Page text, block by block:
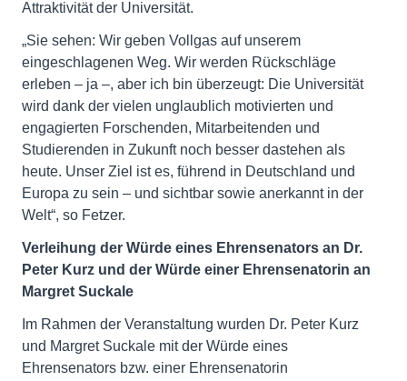
Attraktivität der Universität.
„Sie sehen: Wir geben Vollgas auf unserem
eingeschlagenen Weg. Wir werden Rückschläge
erleben – ja –, aber ich bin überzeugt: Die Universität
wird dank der vielen unglaublich motivierten und
engagierten Forschenden, Mitarbeitenden und
Studierenden in Zukunft noch besser dastehen als
heute. Unser Ziel ist es, führend in Deutschland und
Europa zu sein – und sichtbar sowie anerkannt in der
Welt“, so Fetzer.
Verleihung der Würde eines Ehrensenators an Dr.
Peter Kurz und der Würde einer Ehrensenatorin an
Margret Suckale
Im Rahmen der Veranstaltung wurden Dr. Peter Kurz
und Margret Suckale mit der Würde eines
Ehrensenators bzw. einer Ehrensenatorin